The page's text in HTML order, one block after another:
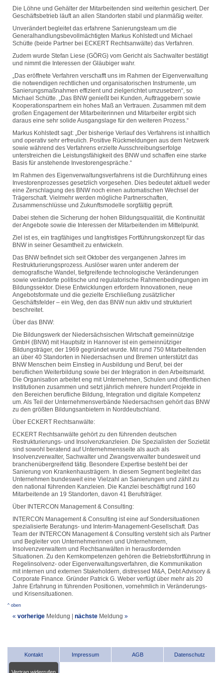
Die Löhne und Gehälter der Mitarbeitenden sind weiterhin gesichert. Der
Geschäftsbetrieb läuft an allen Standorten stabil und planmäßig weiter.
Unverändert begleitet das erfahrene Sanierungsteam um die
Generalhandlungsbevollmächtigten Markus Kohlstedt und Michael
Schütte (beide Partner bei ECKERT Rechtsanwälte) das Verfahren.
Zudem wurde Stefan Liese (GÖRG) vom Gericht als Sachwalter bestätigt
und nimmt die Interessen der Gläubiger wahr.
„Das eröffnete Verfahren verschafft uns im Rahmen der Eigenverwaltung
die notwendigen rechtlichen und organisatorischen Instrumente, um
Sanierungsmaßnahmen effizient und zielgerichtet umzusetzen“, so
Michael Schütte. „Das BNW genießt bei Kunden, Auftraggebern sowie
Kooperationspartnern ein hohes Maß an Vertrauen. Zusammen mit dem
großen Engagement der Mitarbeiterinnen und Mitarbeiter ergibt sich
daraus eine sehr solide Ausgangslage für den weiteren Prozess.“
Markus Kohlstedt sagt: „Der bisherige Verlauf des Verfahrens ist inhaltlich
und operativ sehr erfreulich. Positive Rückmeldungen aus dem Netzwerk
sowie während des Verfahrens erzielte Ausschreibungserfolge
unterstreichen die Leistungsfähigkeit des BNW und schaffen eine starke
Basis für anstehende Investorengespräche.“
Im Rahmen des Eigenverwaltungsverfahrens ist die Durchführung eines
Investorenprozesses gesetzlich vorgesehen. Dies bedeutet aktuell weder
eine Zerschlagung des BNW noch einen automatischen Wechsel der
Trägerschaft. Vielmehr werden mögliche Partnerschaften,
Zusammenschlüsse und Zukunftsmodelle sorgfältig geprüft.
Dabei stehen die Sicherung der hohen Bildungsqualität, die Kontinuität
der Angebote sowie die Interessen der Mitarbeitenden im Mittelpunkt.
Ziel ist es, ein tragfähiges und langfristiges Fortführungskonzept für das
BNW in seiner Gesamtheit zu entwickeln.
Das BNW befindet sich seit Oktober des vergangenen Jahres im
Restrukturierungsprozess. Auslöser waren unter anderem der
demografische Wandel, tiefgreifende technologische Veränderungen
sowie veränderte politische und regulatorische Rahmenbedingungen im
Bildungssektor. Diese Entwicklungen erfordern Innovationen, neue
Angebotsformate und die gezielte Erschließung zusätzlicher
Geschäftsfelder – ein Weg, den das BNW nun aktiv und strukturiert
beschreitet.
Über das BNW:
Die Bildungswerk der Niedersächsischen Wirtschaft gemeinnützige
GmbH (BNW) mit Hauptsitz in Hannover ist ein gemeinnütziger
Bildungsträger, der 1969 gegründet wurde. Mit rund 750 Mitarbeitenden
an über 40 Standorten in Niedersachsen und Bremen unterstützt das
BNW Menschen beim Einstieg in Ausbildung und Beruf, bei der
beruflichen Weiterbildung sowie bei der Integration in den Arbeitsmarkt.
Die Organisation arbeitet eng mit Unternehmen, Schulen und öffentlichen
Institutionen zusammen und setzt jährlich mehrere hundert Projekte in
den Bereichen berufliche Bildung, Integration und digitale Kompetenz
um. Als Teil der Unternehmensverbände Niedersachsen gehört das BNW
zu den größten Bildungsanbietern in Norddeutschland.
Über ECKERT Rechtsanwälte:
ECKERT Rechtsanwälte gehört zu den führenden deutschen
Restrukturierungs- und Insolvenzkanzleien. Die Spezialisten der Sozietät
sind sowohl beratend auf Unternehmensseite als auch als
Insolvenzverwalter, Sachwalter und Zwangsverwalter bundesweit und
branchenübergreifend tätig. Besondere Expertise besteht bei der
Sanierung von Krankenhausträgern. In diesem Segment begleitet das
Unternehmen bundesweit eine Vielzahl an Sanierungen und zählt zu
den national führenden Kanzleien. Die Kanzlei beschäftigt rund 160
Mitarbeitende an 19 Standorten, davon 41 Berufsträger.
Über INTERCON Management & Consulting:
INTERCON Management & Consulting ist eine auf Sondersituationen
spezialisierte Beratungs- und Interim-Management-Gesellschaft. Das
Team der INTERCON Management & Consulting versteht sich als Partner
und Begleiter von Unternehmerinnen und Unternehmern,
Insolvenzverwaltern und Rechtsanwälten in herausfordernden
Situationen. Zu den Kernkompetenzen gehören die Betriebsfortführung in
Regelinsolvenz- oder Eigenverwaltungsverfahren, die Kommunikation
mit internen und externen Stakeholdern, distressed M&A, Debt Advisory &
Corporate Finance. Gründer Patrick G. Weber verfügt über mehr als 20
Jahre Erfahrung in führenden Positionen, vornehmlich in Veränderungs-
und Krisensituationen.
^ oben
« vorherige Meldung nächste Meldung »
Kontakt Impressum AGB Datenschutz